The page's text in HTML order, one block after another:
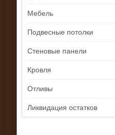
Мебель
Подвесные потолки
Стеновые панели
Кровля
Отливы
Ликвидация остатков